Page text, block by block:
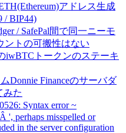
アドレス生成
/ BIP44)
/ SafePal間で同一ニーモ
ントの可搬性はない
iwBTCトークンのステーキ
Donnie Financeのサーバダ
みた
Syntax error ~
', perhaps misspelled or
in the server configuration